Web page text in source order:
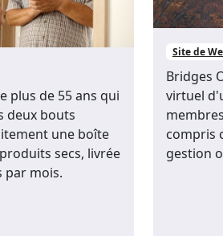
plus de 55 ans qui
deux bouts
une boîte
secs, livrée
par mois.
Site de
Bridges
virtuel
compris
gestion